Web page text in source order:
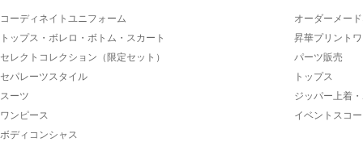
コーディネイトユニフォーム
トップス・ボレロ・ボトム・スカート
セレクトコレクション（限定セット）
セパレーツスタイル
スーツ
ワンピース
ボディコンシャス
オーダーメー
昇華プリント
パーツ販売
トップス
ジッパー上着
イベントスコ